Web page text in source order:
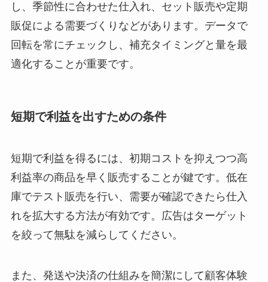
し、季節性に合わせた仕入れ、セット販売や定期
販促による需要づくりなどがあります。データで
回転を常にチェックし、補充タイミングと量を最
適化することが重要です。
短期で利益を出すための条件
短期で利益を得るには、初期コストを抑えつつ高
利益率の商品を早く販売することが鍵です。低在
庫でテスト販売を行い、需要が確認できたら仕入
れを拡大する方法が有効です。広告はターゲット
を絞って無駄を減らしてください。
また、発送や決済の仕組みを簡潔にして顧客体験